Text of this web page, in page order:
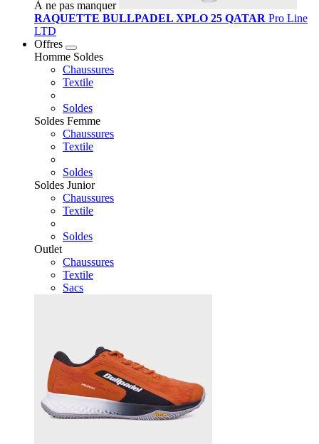
À ne pas manquer
RAQUETTE BULLPADEL XPLO 25 QATAR Pro Line
LTD
Offres
Homme Soldes
Chaussures
Textile
Soldes
Soldes Femme
Chaussures
Textile
Soldes
Soldes Junior
Chaussures
Textile
Soldes
Outlet
Chaussures
Textile
Sacs